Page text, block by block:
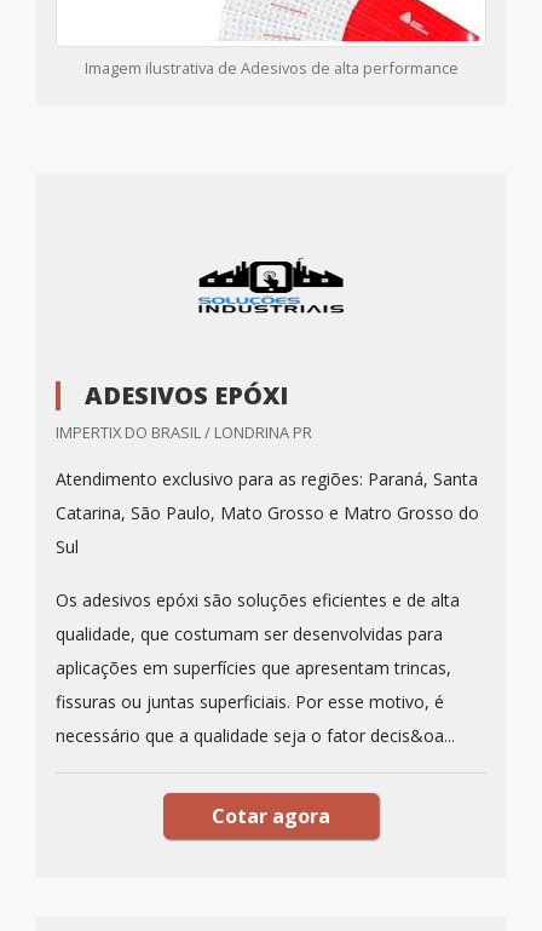
Imagem ilustrativa de Adesivos de alta performance
ADESIVOS EPÓXI
IMPERTIX DO BRASIL / LONDRINA PR
Atendimento exclusivo para as regiões: Paraná, Santa
Catarina, São Paulo, Mato Grosso e Matro Grosso do
Sul
Os adesivos epóxi são soluções eficientes e de alta
qualidade, que costumam ser desenvolvidas para
aplicações em superfícies que apresentam trincas,
fissuras ou juntas superficiais. Por esse motivo, é
necessário que a qualidade seja o fator decis&oa...
Cotar agora